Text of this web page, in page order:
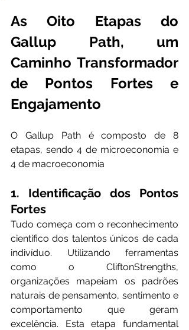
As Oito Etapas do
Gallup Path, um
Caminho Transformador
de Pontos Fortes e
Engajamento
O Gallup Path é composto de 8
etapas, sendo 4 de microeconomia e
4 de macroeconomia
1. Identificação dos Pontos
Fortes
Tudo começa com o reconhecimento
científico dos talentos únicos de cada
indivíduo. Utilizando ferramentas
como o CliftonStrengths,
organizações mapeiam os padrões
naturais de pensamento, sentimento e
comportamento que geram
excelência. Esta etapa fundamental